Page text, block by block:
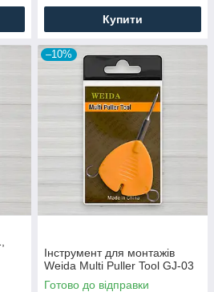
Купити
–10%
Інструмент для монтажів
Weida Multi Puller Tool GJ-03
Готово до відправки